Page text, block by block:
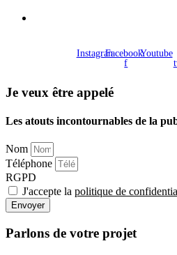
InstagramFacebook-
f
Youtube
Je veux être appelé
Les atouts incontournables de la
Nom
Téléphone
RGPD
J'accepte la politique de
Envoyer
Parlons de votre projet